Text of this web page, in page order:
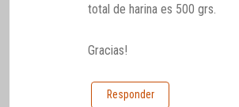
total de harina es 500 grs.
Gracias!
Responder